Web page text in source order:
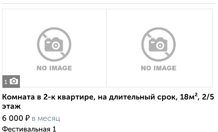
1
Комната в 2-к квартире, на длительный срок, 18м², 2/5
этаж
6 000 ₽ в месяц
Фестивальная 1